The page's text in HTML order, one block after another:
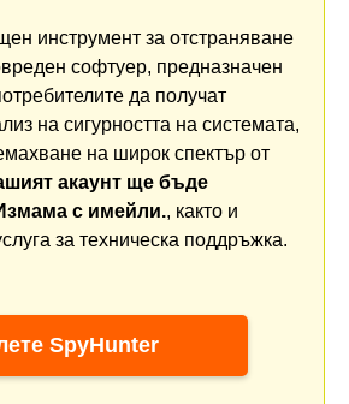
инструмент за отстраняване
софтуер, предназначен
да получат
на сигурността на системата,
на широк спектър от
акаунт ще бъде
с имейли., както и
за техническа поддръжка.
SpyHunter